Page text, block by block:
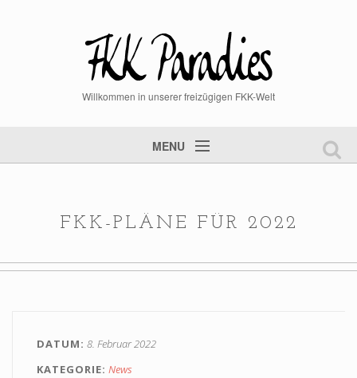
Willkommen in unserer freizügigen FKK-Welt
MENU
aktuelle News
FKK-PLÄNE FÜR 2022
DATUM 8. Februar 2022
KATEGORIE News